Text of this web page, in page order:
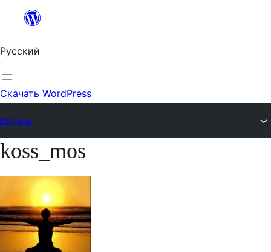
Перейти
содержимому
Русский
Скачать WordPress
Перейти
содержимому
koss_mos